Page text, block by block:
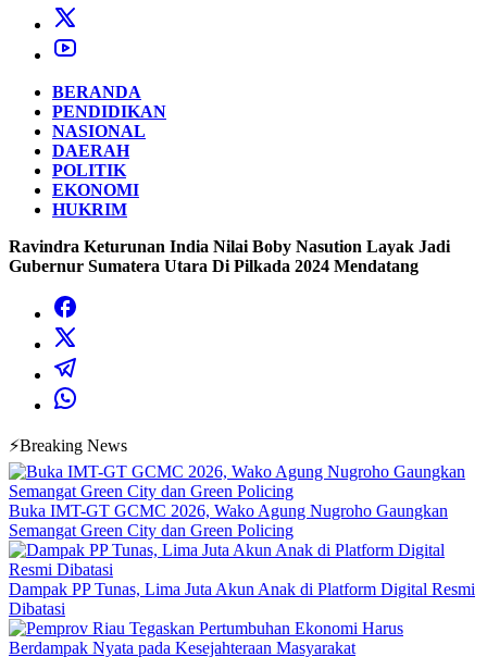
BERANDA
PENDIDIKAN
NASIONAL
DAERAH
POLITIK
EKONOMI
HUKRIM
Ravindra Keturunan India Nilai Boby Nasution Layak Jadi
Gubernur Sumatera Utara Di Pilkada 2024 Mendatang
⚡Breaking News
Buka IMT-GT GCMC 2026, Wako Agung Nugroho Gaungkan
Semangat Green City dan Green Policing
Dampak PP Tunas, Lima Juta Akun Anak di Platform Digital Resmi
Dibatasi